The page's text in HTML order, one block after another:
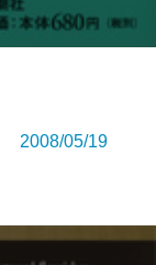
2008/05/19